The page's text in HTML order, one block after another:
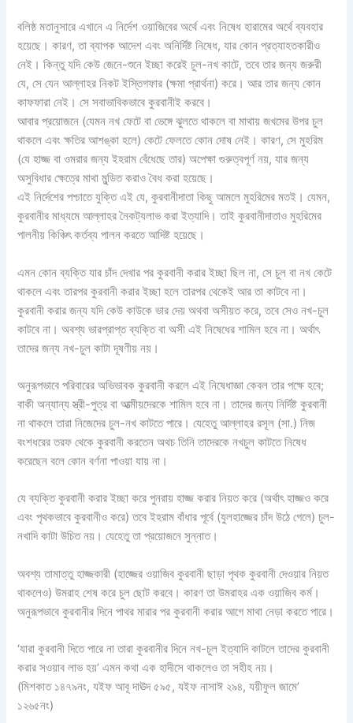
বলিষ্ঠ মতানুসারে এখানে এ নির্দেশ ওয়াজিবের অর্থে এবং নিষেধ হারামের অর্থে ব্যবহার
হয়েছে। কারণ, তা ব্যাপক আদেশ এবং অনির্দিষ্ট নিষেধ, যার কোন প্রত্যাহতকারীও
নেই। কিন্তু যদি কেউ জেনে-শুনে ইচ্ছা করেই চুল-নখ কাটে, তবে তার জন্য জরুরী
যে, সে যেন আল্লাহর নিকট ইস্তিগফার (ক্ষমা প্রার্থনা) করে। আর তার জন্য কোন
কাফফারা নেই। সে সবাভাবিকভাবে কুরবানীই করবে।
আবার প্রয়োজনে (যেমন নখ ফেটে বা ভেঙ্গে ঝুলতে থাকলে বা মাথায় জখমের উপর চুল
থাকলে এবং ক্ষতির আশঙ্কা হলে) কেটে ফেলতে কোন দোষ নেই। কারণ, সে মুহরিম
(যে হাজ্জ বা ওমরার জন্য ইহরাম বেঁধেছে তার) অপেক্ষা গুরুত্বপূর্ণ নয়, যার জন্য
অসুবিধার ক্ষেত্রে মাথা মুন্ডিত করাও বৈধ করা হয়েছে।
এই নির্দেশের পশ্চাতে যুক্তি এই যে, কুরবানীদাতা কিছু আমলে মুহরিমের মতই। যেমন,
কুরবানীর মাধ্যমে আল্লাহর নৈকট্যলাভ করা ইত্যাদি। তাই কুরবানীদাতাও মুহরিমের
পালনীয় কিঞ্চিৎ কর্তব্য পালন করতে আদিষ্ট হয়েছে।
এমন কোন ব্যক্তি যার চাঁদ দেখার পর কুরবানী করার ইচ্ছা ছিল না, সে চুল বা নখ কেটে
থাকলে এবং তারপর কুরবানী করার ইচ্ছা হলে তারপর থেকেই আর তা কাটবে না।
কুরবানী করার জন্য যদি কেউ কাউকে ভার দেয় অথবা অসীয়ত করে, তবে সেও নখ-চুল
কাটবে না। অবশ্য ভারপ্রাপ্ত ব্যক্তি বা অসী এই নিষেধের শামিল হবে না। অর্থাৎ
তাদের জন্য নখ-চুল কাটা দূষণীয় নয়।
অনুরূপভাবে পরিবারের অভিভাবক কুরবানী করলে এই নিষেধাজ্ঞা কেবল তার পক্ষে হবে;
বাকী অন্যান্য স্ত্রী-পুত্র বা আত্মীয়দেরকে শামিল হবে না। তাদের জন্য নির্দিষ্ট কুরবানী
না থাকলে তারা নিজেদের চুল-নখ কাটতে পারে। যেহেতু আল্লাহর রসূল (সা.) নিজ
বংশধরের তরফ থেকে কুরবানী করতেন অথচ তিনি তাদেরকে নখচুল কাটতে নিষেধ
করেছেন বলে কোন বর্ণনা পাওয়া যায় না।
যে ব্যক্তি কুরবানী করার ইচ্ছা করে পুনরায় হাজ্জ করার নিয়ত করে (অর্থাৎ হাজ্জও করে
এবং পৃথকভাবে কুরবানীও করে) তবে ইহরাম বাঁধার পূর্বে (যুলহাজ্জের চাঁদ উঠে গেলে) চুল-
নখাদি কাটা উচিত নয়। যেহেতু তা প্রয়োজনে সুন্নাত।
অবশ্য তামাত্তু হাজ্জকারী (হাজ্জের ওয়াজিব কুরবানী ছাড়া পৃথক কুরবানী দেওয়ার নিয়ত
থাকলেও) উমরাহ শেষ করে চুল ছোট করবে। কারণ তা উমরাহর এক ওয়াজিব কর্ম।
অনুরূপভাবে কুরবানীর দিনে পাথর মারার পর কুরবানী করার আগে মাথা নেড়া করতে পারে।
‘যারা কুরবানী দিতে পারে না তারা কুরবানীর দিনে নখ-চুল ইত্যাদি কাটলে তাদের কুরবানী
করার সওয়াব লাভ হয়’ এমন কথা এক হাদীসে থাকলেও তা সহীহ নয়।
(মিশকাত ১৪৭৯নং, যইফ আবূ দাঊদ ৫৯৫, যইফ নাসাঈ ২৯৪, যয়ীফুল জামে’
১২৬৫নং)